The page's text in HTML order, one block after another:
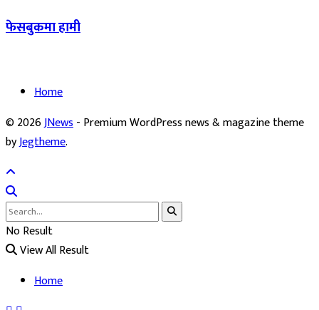
फेसबुकमा हामी
Home
© 2026JNews- Premium WordPress news & magazine theme
byJegtheme.
No Result
View All Result
Home